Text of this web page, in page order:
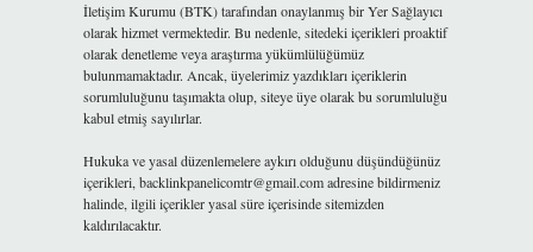
İletişim Kurumu (BTK) tarafından onaylanmış bir Yer Sağlayıcı
olarak hizmet vermektedir. Bu nedenle, sitedeki içerikleri proaktif
olarak denetleme veya araştırma yükümlülüğümüz
bulunmamaktadır. Ancak, üyelerimiz yazdıkları içeriklerin
sorumluluğunu taşımakta olup, siteye üye olarak bu sorumluluğu
kabul etmiş sayılırlar.
Hukuka ve yasal düzenlemelere aykırı olduğunu düşündüğünüz
içerikleri, backlinkpanelicomtr@gmail.comadresine bildirmeniz
halinde, ilgili içerikler yasal süre içerisinde sitemizden
kaldırılacaktır.